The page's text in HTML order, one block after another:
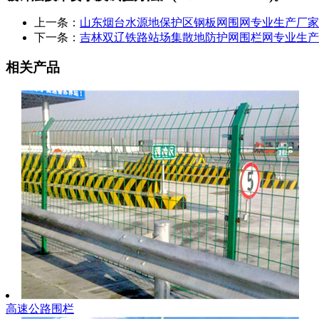
上一条： 山东烟台水源地保护区钢板网围网专业生产厂家
下一条： 吉林双辽铁路站场集散地防护网围栏网专业生
相关产品
高速公路围栏